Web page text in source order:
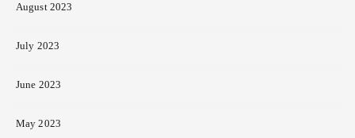
August 2023
July 2023
June 2023
May 2023